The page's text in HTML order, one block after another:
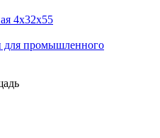
4х32х55
для промышленного